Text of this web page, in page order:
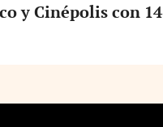
y Cinépolis con 14